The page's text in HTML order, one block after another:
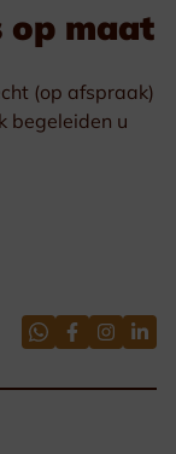
op maat
(op afspraak)
begeleiden u